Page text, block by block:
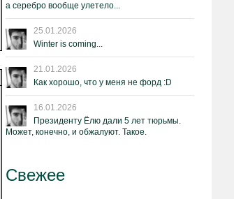
а серебро вообще улетело...
25.01.2026
Winter is coming...
21.01.2026
Как хорошо, что у меня не форд :D
16.01.2026
Президенту Ёлю дали 5 лет тюрьмы.
Может, конечно, и обжалуют. Такое.
Свежее